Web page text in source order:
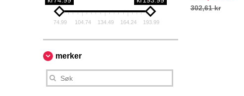
74.99 104.74 134.49 164.24 193.99
merker
302,61 kr